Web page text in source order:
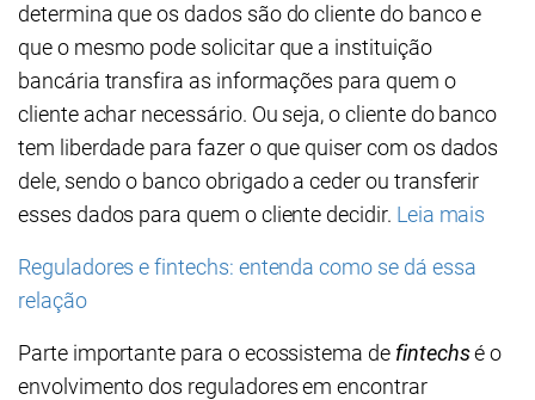
determina que os dados são do cliente do banco e
que o mesmo pode solicitar que a instituição
bancária transfira as informações para quem o
cliente achar necessário. Ou seja, o cliente do banco
tem liberdade para fazer o que quiser com os dados
dele, sendo o banco obrigado a ceder ou transferir
esses dados para quem o cliente decidir. Leia mais
Reguladores e fintechs: entenda como se dá essa
relação
Parte importante para o ecossistema de fintechsé o
envolvimento dos reguladores em encontrar